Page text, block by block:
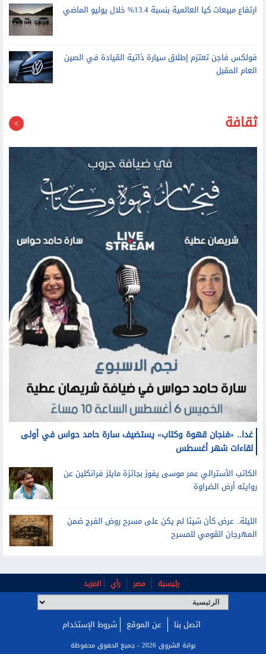
فورد: وقف الإنتاج في رومانيا بسبب العطلة الصيفية وليس أزمة
الكهرباء
فولكس فاجن تعتزم إطلاق سيارة ذاتية القيادة في الصين
غدا.. «فنجان قهوة وكتاب» يستضيف سارة حامد حواس في أولى
لقاءات شهر أغسطس
روايته أرض الضراوة
الليلة.. عرض كأن شيئا لم يكن على مسرح روض الفرج ضمن
المهرجان القومي للمسرح